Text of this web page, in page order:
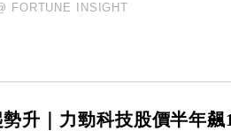
FORTUNE INSIGHT
勢升｜力勁科技股價半年